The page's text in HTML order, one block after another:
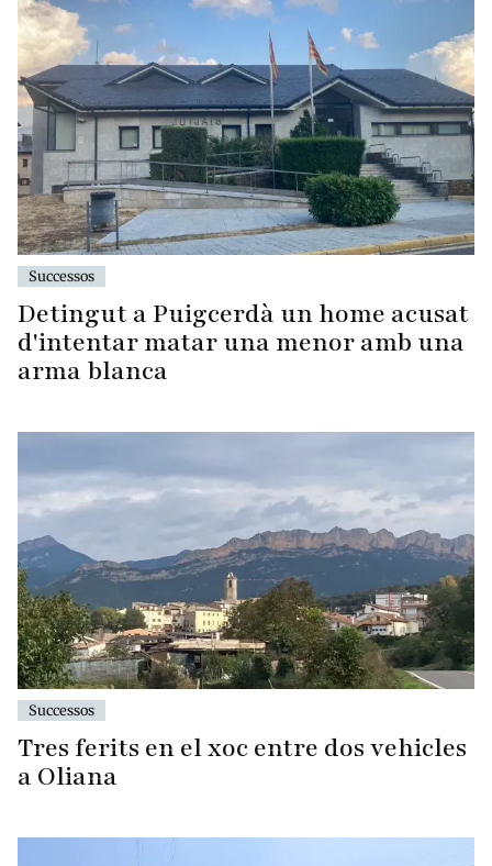
Successos
Detingut a Puigcerdà un home acusat
d'intentar matar una menor amb una
arma blanca
Successos
Tres ferits en el xoc entre dos vehicles
a Oliana